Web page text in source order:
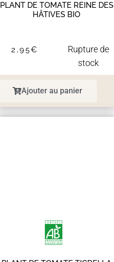
PLANT DE TOMATE REINE DES
HÂTIVES BIO
2,95€
Rupture de
stock
Ajouter au panier